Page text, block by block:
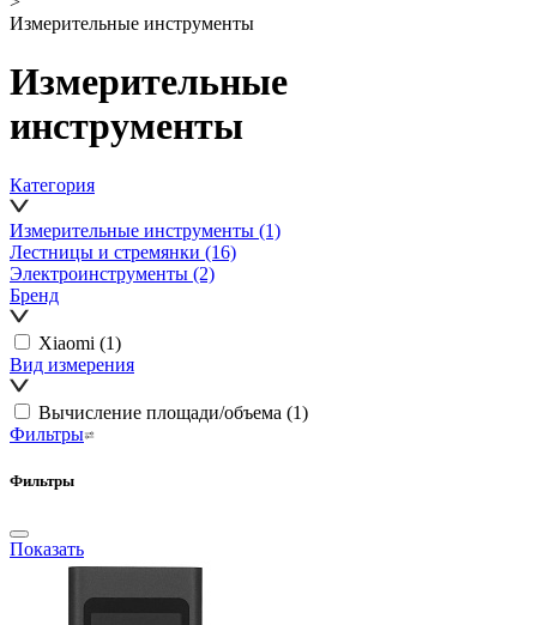
Измерительные инструменты
Измерительные
инструменты
Категория
Измерительные инструменты (1)
Лестницы и стремянки (16)
Электроинструменты (2)
Бренд
Xiaomi (1)
Вид измерения
Вычисление площади/объема (1)
Фильтры
Фильтры
Показать